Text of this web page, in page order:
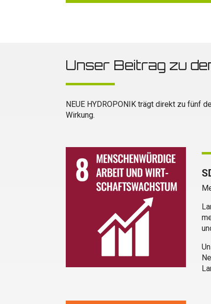
Unser Beitrag zu
NEUE HYDROPONIK trägt direkt zu fünf
Wirkung.